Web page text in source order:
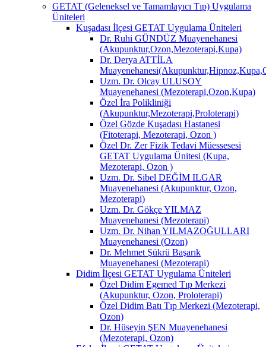
GETAT (Geleneksel ve Tamamlayıcı Tıp) Uygulama
Üniteleri
Kuşadası İlçesi GETAT Uygulama Üniteleri
Dr. Ruhi GÜNDÜZ Muayenehanesi
(Akupunktur,Ozon,Mezoterapi,Kupa)
Dr. Derya ATTİLA
Uzm. Dr. Olcay ULUSOY
Muayenehanesi (Mezoterapi,Ozon,Kupa)
Özel İra Polikliniği
(Akupunktur,Mezoterapi,Proloterapi)
Özel Gözde Kuşadası Hastanesi
(Fitoterapi, Mezoterapi, Ozon )
Özel Dr. Zer Fizik Tedavi Müessesesi
GETAT Uygulama Ünitesi (Kupa,
Mezoterapi, Ozon )
Uzm. Dr. Sibel DEĞİM ILGAR
Muayenehanesi (Akupunktur, Ozon,
Mezoterapi)
Uzm. Dr. Gökçe YILMAZ
Muayenehanesi (Mezoterapi)
Uzm. Dr. Nihan YILMAZOĞULLARI
Muayenehanesi (Ozon)
Dr. Mehmet Şükrü Başarık
Muayenehanesi (Mezoterapi)
Didim İlçesi GETAT Uygulama Üniteleri
Özel Didim Egemed Tıp Merkezi
(Akupunktur, Ozon, Proloterapi)
Özel Didim Batı Tıp Merkezi (Mezoterapi,
Ozon)
Dr. Hüseyin ŞEN Muayenehanesi
(Mezoterapi, Ozon)